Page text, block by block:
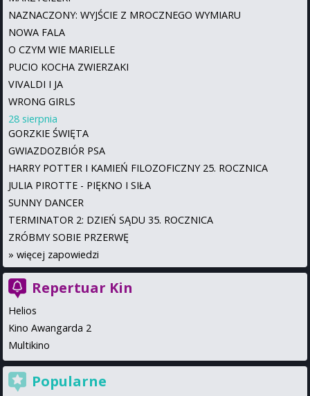
NAZNACZONY: WYJŚCIE Z MROCZNEGO WYMIARU
NOWA FALA
O CZYM WIE MARIELLE
PUCIO KOCHA ZWIERZAKI
VIVALDI I JA
WRONG GIRLS
28 sierpnia
GORZKIE ŚWIĘTA
GWIAZDOZBIÓR PSA
HARRY POTTER I KAMIEŃ FILOZOFICZNY 25. ROCZNICA
JULIA PIROTTE - PIĘKNO I SIŁA
SUNNY DANCER
TERMINATOR 2: DZIEŃ SĄDU 35. ROCZNICA
ZRÓBMY SOBIE PRZERWĘ
» więcej zapowiedzi
Repertuar Kin
Helios
Kino Awangarda 2
Multikino
Popularne